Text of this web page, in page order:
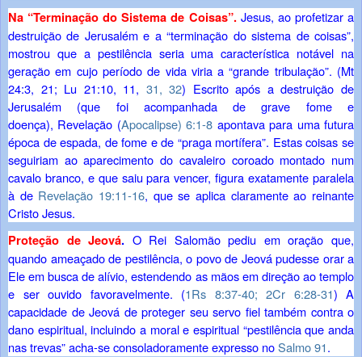
Na “Terminação do Sistema de Coisas”. Jesus, ao profetizar a
destruição de Jerusalém e a “terminação do sistema de coisas”,
mostrou que a pestilência seria uma característica notável na
geração em cujo período de vida viria a “grande tribulação”. (Mt
24:3, 21; Lu 21:10, 11, 31, 32) Escrito após a destruição de
Jerusalém (que foi acompanhada de grave fome e
doença), Revelação (Apocalipse) 6:1-8 apontava para uma futura
época de espada, de fome e de “praga mortífera”. Estas coisas se
seguiriam ao aparecimento do cavaleiro coroado montado num
cavalo branco, e que saiu para vencer, figura exatamente paralela
à de Revelação 19:11-16, que se aplica claramente ao reinante
Cristo Jesus.
Proteção de Jeová. O Rei Salomão pediu em oração que,
quando ameaçado de pestilência, o povo de Jeová pudesse orar a
Ele em busca de alívio, estendendo as mãos em direção ao templo
e ser ouvido favoravelmente. (1Rs 8:37-40; 2Cr 6:28-31) A
capacidade de Jeová de proteger seu servo fiel também contra o
dano espiritual, incluindo a moral e espiritual “pestilência que anda
nas trevas” acha-se consoladoramente expresso noSalmo 91.